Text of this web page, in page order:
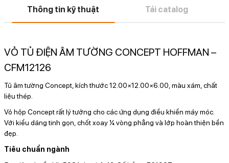
Thông tin kỹ thuật Tải catalog
VỎ TỦ ĐIỆN ÂM TƯỜNG CONCEPT HOFFMAN –
CFM12126
Tủ âm tường Concept, kích thước 12.00×12.00×6.00, màu xám, chất
liệu thép.
Vỏ hộp Concept rất lý tưởng cho các ứng dụng điều khiển máy móc.
Với kiểu dáng tinh gọn, chốt xoay ¼ vòng phẳng và lớp hoàn thiện bền
đẹp.
Tiêu chuẩn ngành